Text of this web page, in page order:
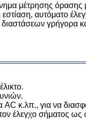
μέτρησης
αυτόματο
γρήγορα
κ.λπ., για να
σήματος ως